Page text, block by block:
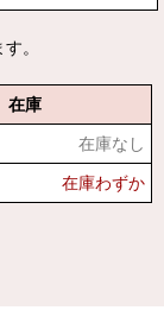
。
在庫
在庫なし
在庫わずか